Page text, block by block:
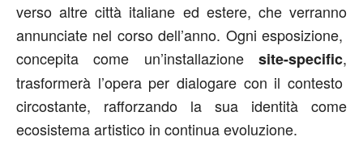
verso altre città italiane ed estere, che verranno
annunciate nel corso dell’anno. Ogni esposizione,
concepita come un’installazione site-specific,
trasformerà l’opera per dialogare con il contesto
circostante, rafforzando la sua identità come
ecosistema artistico in continua evoluzione.